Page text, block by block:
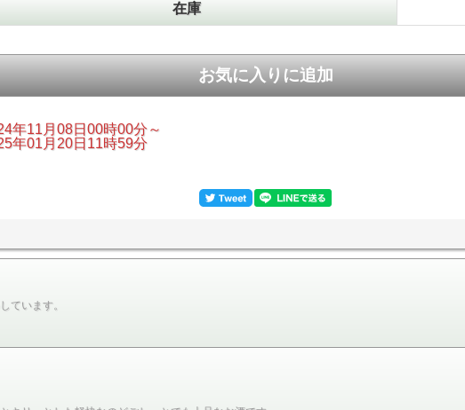
在庫
年11月08日00時00分～
年01月20日11時59分
ています。